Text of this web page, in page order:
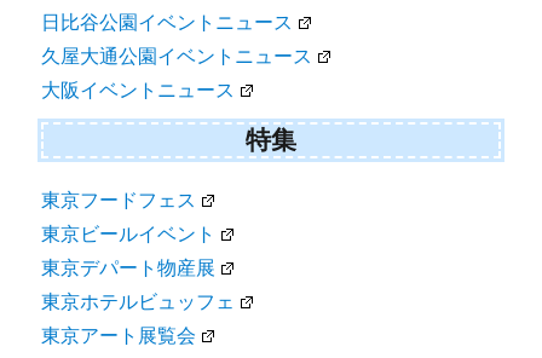
日比谷公園イベントニュース
久屋大通公園イベントニュース
大阪イベントニュース
特集
東京フードフェス
東京ビールイベント
東京デパート物産展
東京ホテルビュッフェ
東京アート展覧会